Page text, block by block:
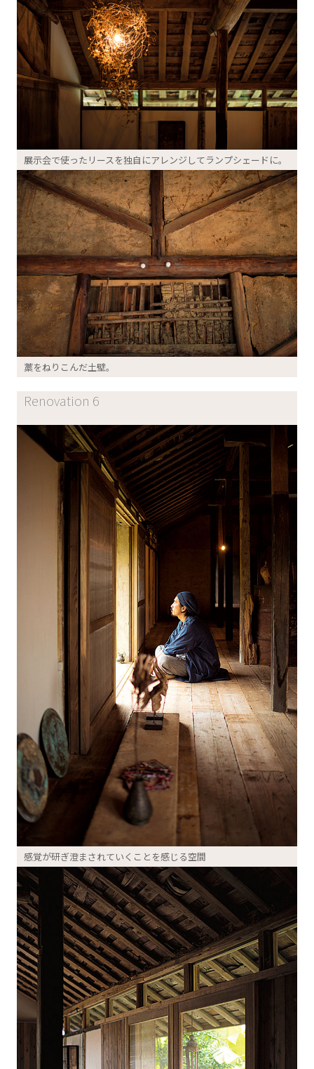
展示会で使ったリースを独自にアレンジしてランプシェードに。
藁をねりこんだ土壁。
Renovation 6
感覚が研ぎ澄まされていくことを感じる空間